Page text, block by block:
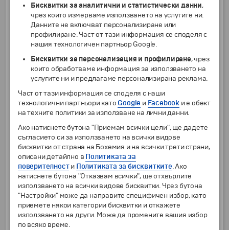
Правец
Разград
Разлог
Русе
Самоков
Сандански
Свети Влас
Свиленград
Свищов
Своге
Севлиево
Силистра
Сливен
Слънчев бряг
Смолян
Сопот
София
Стара Загора
Бисквитки за аналитични и статистически данни,
чрез които измерваме използването на услугите ни.
Данните не включват персонализиране или
профилиране. Част от тази информация се споделя с
нашия технологичен партньор Google.
Бисквитки за персонализация и профилиране, чрез
които обработваме информация за използването на
услугите ни и предлагаме персонализирана реклама.
Част от тази информация се споделя с наши
технологични партньори като Google и Facebook и е обект
на техните политики за използване на лични данни.
Ако натиснете бутона "Приемам всички цели", ще дадете
съгласието си за използването на всички видове
бисквитки от страна на Бохемия и на всички трети страни,
описани детайлно в Политиката за
поверителности Политиката за бисквитките. Ако
натиснете бутона "Отказвам всички", ще отхвърлите
използването на всички видове бисквитки. Чрез бутона
"Настройки" може да направите специфичен избор, като
приемете някои категории бисквитки и откажете
използването на други. Може да промените вашия избор
по всяко време.